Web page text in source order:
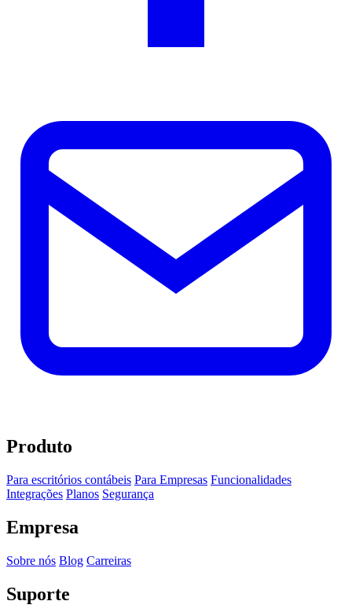
Produto
Para escritórios contábeis Para Empresas Funcionalidades
Integrações Planos Segurança
Empresa
Sobre nós Blog Carreiras
Suporte